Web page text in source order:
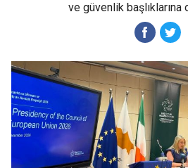
ve güvenlik başlıklarına